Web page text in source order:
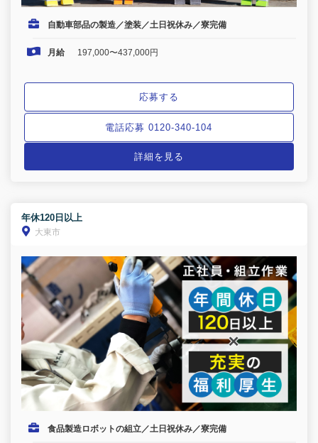
自動車部品の製造／塗装／土日祝休み／寮完備
月給 197,000〜437,000円
応募する
電話応募 0120-340-104
詳細を見る
年休120日以上
大東市
食品製造ロボットの組立／土日祝休み／寮完備